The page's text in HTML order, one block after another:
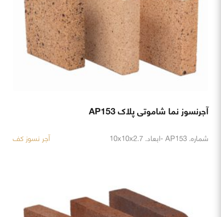
آجرنسوز نما شاموتی پلاک AP153
شماره. AP153 -ابعاد. 10x10x2.7 آجر نسوز کف